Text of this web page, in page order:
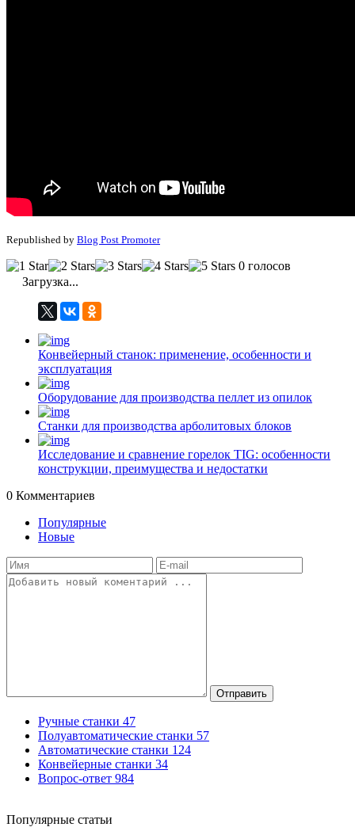
Republished by Blog Post Promoter
0 голосов
Загрузка...
Конвейерный станок: применение, особенности и
эксплуатация
Оборудование для производства пеллет из опилок
Станки для производства арболитовых блоков
Исследование и сравнение горелок TIG: особенности
конструкции, преимущества и недостатки
0 Комментариев
Популярные
Новые
Отправить
Ручные станки 47
Полуавтоматические станки 57
Автоматические станки 124
Конвейерные станки 34
Вопрос-ответ 984
Популярные статьи